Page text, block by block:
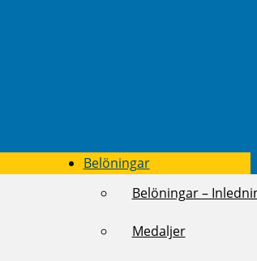
Belöningar
Belöningar –
Medaljer